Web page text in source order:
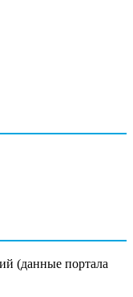
(данные портала